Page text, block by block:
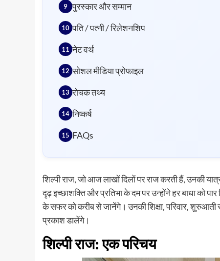
पुरस्कार और सम्मान
पति / पत्नी / रिलेशनशिप
नेट वर्थ
सोशल मीडिया प्रोफाइल
रोचक तथ्य
निष्कर्ष
FAQs
शिल्पी राज, जो आज लाखों दिलों पर राज करती हैं, उनकी
दृढ़ इच्छाशक्ति और प्रतिभा के दम पर उन्होंने हर बाधा को
के सफर को करीब से जानेंगे। उनकी शिक्षा, परिवार,
प्रकाश डालेंगे।
शिल्पी राज: एक परिचय